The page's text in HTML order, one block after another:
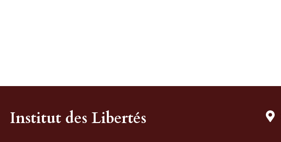
Institut des Libertés